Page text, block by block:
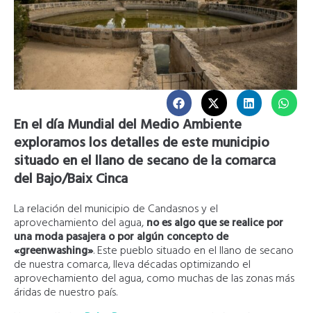
En el día Mundial del Medio Ambiente
exploramos los detalles de este municipio
situado en el llano de secano de la comarca
del Bajo/Baix Cinca
La relación del municipio de Candasnos y el
aprovechamiento del agua,no es algo que se realice por
una moda pasajera o por algún concepto de
«greenwashing». Este pueblo situado en el llano de secano
de nuestra comarca, lleva décadas optimizando el
aprovechamiento del agua, como muchas de las zonas más
áridas de nuestro país.